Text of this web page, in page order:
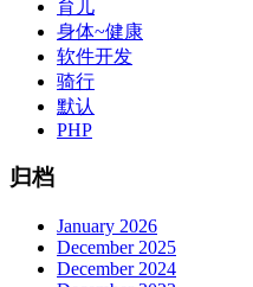
育儿
身体~健康
软件开发
骑行
默认
PHP
归档
January 2026
December 2025
December 2024